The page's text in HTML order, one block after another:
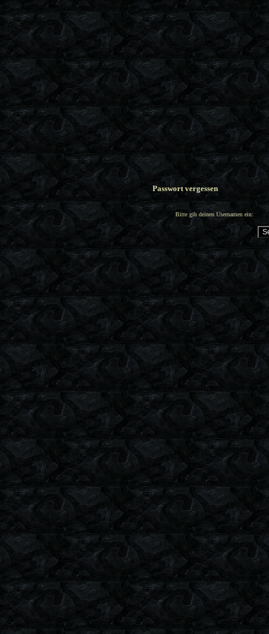
Passwort vergessen
Bitte gib deinen Usernamen ein: